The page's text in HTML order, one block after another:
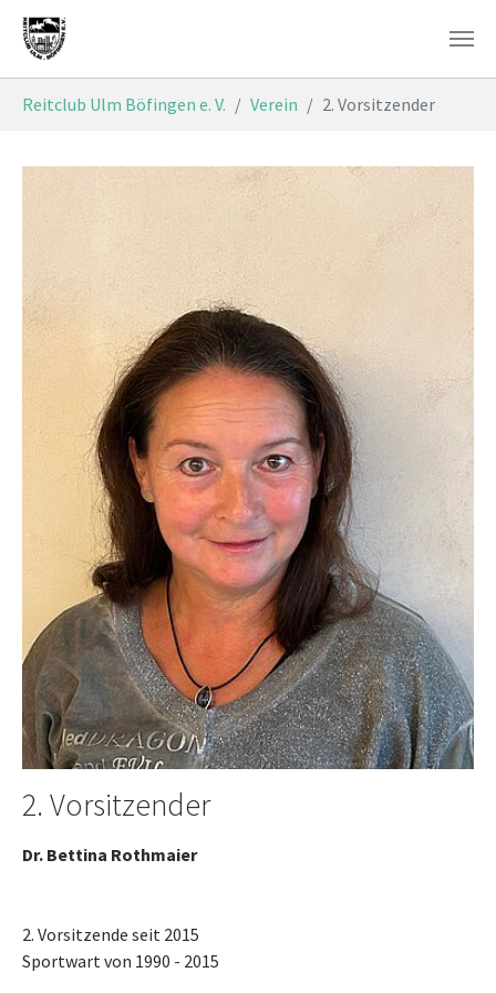
Skip to main content
Reitclub Ulm Böfingen e. V. Verein 2. Vorsitzender
2. Vorsitzender
Dr. Bettina Rothmaier
2. Vorsitzende seit 2015
Sportwart von 1990 - 2015